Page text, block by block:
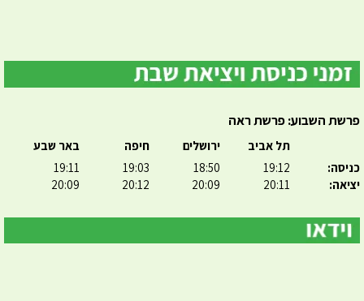
פרשת השבוע: פרשת ראה
כניסה:
יציאה:
תל אביב
19:12
20:11
ירושלים
18:50
20:09
חיפה
19:03
20:12
באר שבע
19:11
20:09